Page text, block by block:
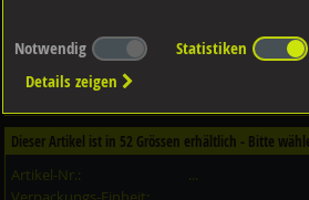
Dieser Artikel ist in3Qualitäten erhältlich - Bitte
Qualität / Oberfläche
Dieser Artikel ist in 52 Grössen erhältlich - Bitte
Artikel-Nr.:
...
Notwendig Statistiken
Details zeigen